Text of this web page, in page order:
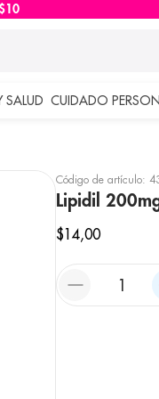
SALUD CUIDADO
Código de artículo:
Lipidil
$14,00